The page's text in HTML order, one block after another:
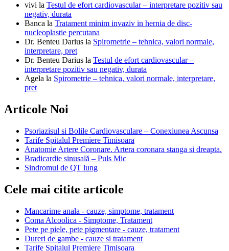
vivi la Testul de efort cardiovascular – interpretare pozitiv sau
negativ, durata
Banca la Tratament minim invaziv in hernia de disc-
nucleoplastie percutana
Dr. Benteu Darius la Spirometrie – tehnica, valori normale,
interpretare, pret
Dr. Benteu Darius la Testul de efort cardiovascular –
interpretare pozitiv sau negativ, durata
Agela la Spirometrie – tehnica, valori normale, interpretare,
pret
Articole Noi
Psoriazisul si Bolile Cardiovasculare – Conexiunea Ascunsa
Tarife Spitalul Premiere Timisoara
Anatomie Artere Coronare. Artera coronara stanga si dreapta.
Bradicardie sinusală – Puls Mic
Sindromul de QT lung
Cele mai citite articole
Mancarime anala - cauze, simptome, tratament
Coma Alcoolica - Simptome, Tratament
Pete pe piele, pete pigmentare - cauze, tratament
Dureri de gambe - cauze si tratament
Tarife Spitalul Premiere Timisoara